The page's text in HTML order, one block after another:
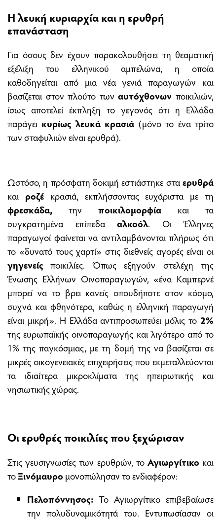
Η λευκή κυριαρχία και η ερυθρή
επανάσταση
Για όσους δεν έχουν παρακολουθήσει τη θεαματική
εξέλιξη του ελληνικού αμπελώνα, η οποία
καθοδηγείται από μια νέα γενιά παραγωγών και
βασίζεται στον πλούτο τωναυτόχθονων ποικιλιών,
ίσως αποτελεί έκπληξη το γεγονός ότι η Ελλάδα
παράγει κυρίως λευκά κρασιά (μόνο το ένα τρίτο
των σταφυλιών είναι ερυθρά).
Ωστόσο, η πρόσφατη δοκιμή εστιάστηκε σταερυθρά
και ροζέκρασιά, εκπλήσσοντας ευχάριστα με τη
φρεσκάδα, την ποικιλομορφία και τα
συγκρατημένα επίπεδα αλκοόλ. Οι Έλληνες
παραγωγοί φαίνεται να αντιλαμβάνονται πλήρως ότι
το «δυνατό τους χαρτί» στις διεθνείς αγορές είναι οι
γηγενείς ποικιλίες. Όπως εξηγούν στελέχη της
Ένωσης Ελλήνων Οινοπαραγωγών, «ένα Καμπερνέ
μπορεί να το βρει κανείς οπουδήποτε στον κόσμο,
συχνά και φθηνότερα, καθώς η ελληνική παραγωγή
είναι μικρή». Η Ελλάδα αντιπροσωπεύει μόλις το 2%
της ευρωπαϊκής οινοπαραγωγής και λιγότερο από το
1% της παγκόσμιας, με τη δομή της να βασίζεται σε
μικρές οικογενειακές επιχειρήσεις που εκμεταλλεύονται
τα ιδιαίτερα μικροκλίματα της ηπειρωτικής και
νησιωτικής χώρας.
Οι ερυθρές ποικιλίες που ξεχώρισαν
Στις γευσιγνωσίες των ερυθρών, το Αγιωργίτικο και
τοΞινόμαυρο μονοπώλησαν το ενδιαφέρον:
Πελοπόννησος: Το Αγιωργίτικο επιβεβαίωσε
την πολυδυναμικότητά του. Εντυπωσίασαν οι